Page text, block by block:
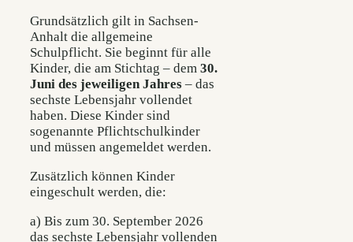
Grundsätzlich gilt in Sachsen-
Anhalt die allgemeine
Schulpflicht. Sie beginnt für alle
Kinder, die am Stichtag – dem 30.
Juni des jeweiligen Jahres – das
sechste Lebensjahr vollendet
haben. Diese Kinder sind
sogenannte Pflichtschulkinder
und müssen angemeldet werden.
Zusätzlich können Kinder
eingeschult werden, die:
a) Bis zum 30. September 2026
das sechste Lebensjahr vollenden